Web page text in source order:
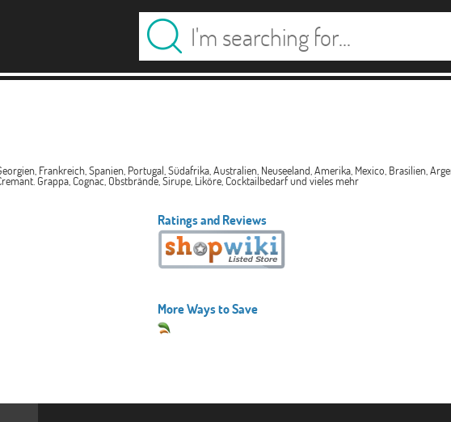
Frankreich, Spanien, Portugal, Südafrika, Australien, Neuseeland, Amerika, Mexico, Brasilien,
Grappa, Cognac, Obstbrände, Sirupe, Liköre, Cocktailbedarf und vieles mehr
Ratings and Reviews
More Ways to Save